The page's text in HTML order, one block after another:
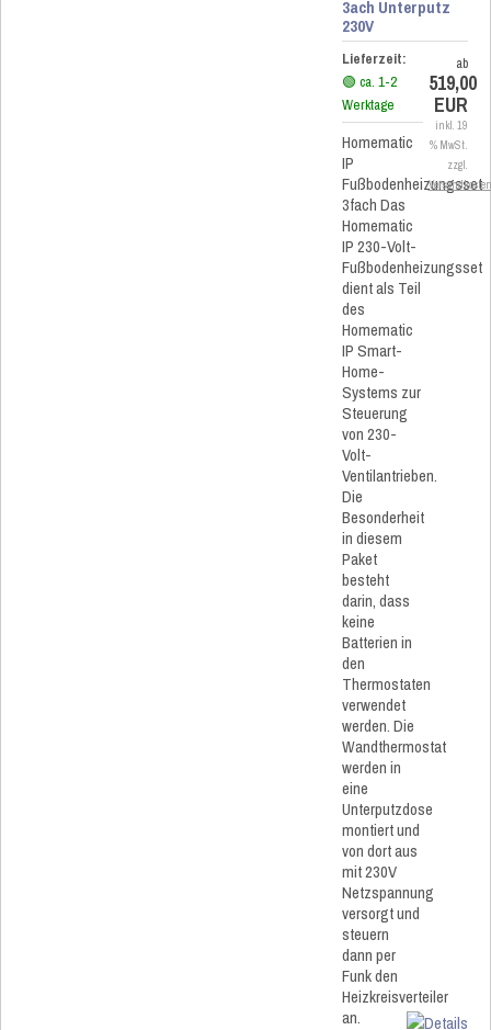
3ach Unterputz
230V
Lieferzeit:
🟢 ca. 1-2
Werktage
Homematic
IP
Fußbodenheizungsset
3fach Das
Homematic
IP 230-Volt-
Fußbodenheizungsset
dient als Teil
des
Homematic
IP Smart-
Home-
Systems zur
Steuerung
von 230-
Volt-
Ventilantrieben.
Die
Besonderheit
in diesem
Paket
besteht
darin, dass
keine
Batterien in
den
Thermostaten
verwendet
werden. Die
Wandthermostat
werden in
eine
Unterputzdose
montiert und
von dort aus
mit 230V
Netzspannung
versorgt und
steuern
dann per
Funk den
Heizkreisverteiler
an.
ab
519,00
EUR
inkl. 19
% MwSt.
zzgl.
Versandkosten